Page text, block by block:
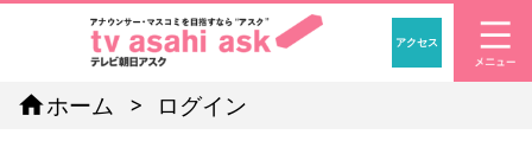
「アナウ
アクセス
homeホーム ログイン